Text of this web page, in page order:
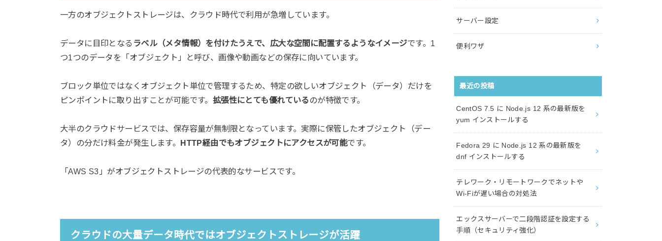
一方のオブジェクトストレージは、クラウド時代で利用が急増しています。
データに目印となる ラベル（メタ情報）を付けたうえで、広大な空間に配置するようなイメージです。1
つ1つのデータを「オブジェクト」と呼び、画像や動画などの保存に向いています。
ブロック単位ではなくオブジェクト単位で管理するため、特定の欲しいオブジェクト（データ）だけを
ピンポイントに取り出すことが可能です。 拡張性にとても優れているのが特徴です。
大半のクラウドサービスでは、保存容量が無制限となっています。実際に保管したオブジェクト（デー
タ）の分だけ料金が発生します。 HTTP経由でもオブジェクトにアクセスが可能です。
「AWS S3」がオブジェクトストレージの代表的なサービスです。
クラウドの大量データ時代ではオブジェクトストレージが活躍
サーバー設定
便利ワザ
最近の投稿
CentOS 7.5 に Node.js 12 系の最新版を
yum インストールする
Fedora 29 に Node.js 12 系の最新版を
dnf インストールする
テレワーク・リモートワークでネットや
Wi-Fiが遅い場合の対処法
エックスサーバーで二段階認証を設定する
手順（セキュリティ強化）